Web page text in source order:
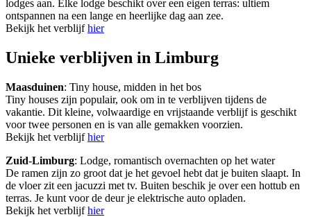
lodges aan. Elke lodge beschikt over een eigen terras: ultiem
ontspannen na een lange en heerlijke dag aan zee.
Bekijk het verblijfhier
Unieke verblijven in Limburg
Maasduinen: Tiny house, midden in het bos
Tiny houses zijn populair, ook om in te verblijven tijdens de
vakantie. Dit kleine, volwaardige en vrijstaande verblijf is geschikt
voor twee personen en is van alle gemakken voorzien.
Bekijk het verblijfhier
Zuid-Limburg: Lodge, romantisch overnachten op het water
De ramen zijn zo groot dat je het gevoel hebt dat je buiten slaapt. In
de vloer zit een jacuzzi met tv. Buiten beschik je over een hottub en
terras. Je kunt voor de deur je elektrische auto opladen.
Bekijk het verblijfhier